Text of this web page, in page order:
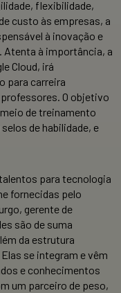
flexibilidade,
custo às empresas, a
à inovação e
Atenta à importância, a
Cloud, irá
para carreira
professores. O objetivo
de treinamento
de habilidade, e
para tecnologia
fornecidas pelo
gerente de
são de suma
da estrutura
se integram e vêm
e conhecimentos
um parceiro de peso,